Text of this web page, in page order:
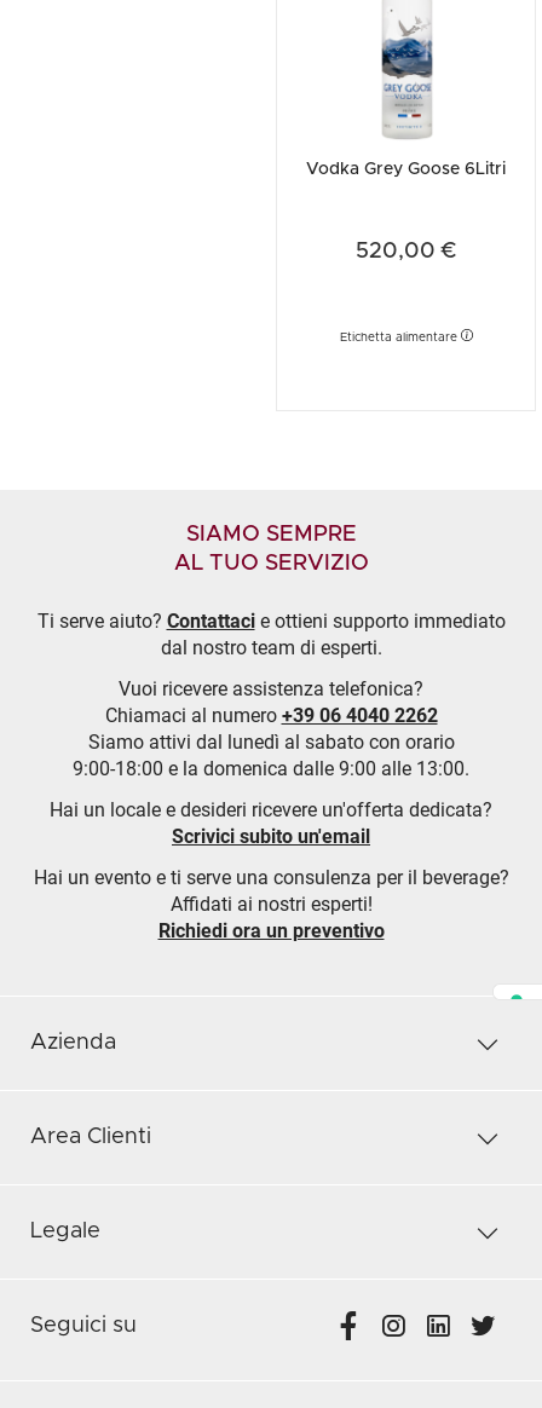
Vodka Grey Goose 6Litri
520,00 €
Etichetta alimentare
SIAMO SEMPRE
AL TUO SERVIZIO
Ti serve aiuto? Contattacie ottieni supporto immediato
dal nostro team di esperti.
Vuoi ricevere assistenza telefonica?
Chiamaci al numero +39 06 4040 2262
Siamo attivi dal lunedì al sabato con orario
9:00-18:00 e la domenica dalle 9:00 alle 13:00.
Hai un locale e desideri ricevere un'offerta dedicata?
Scrivici subito un'email
Hai un evento e ti serve una consulenza per il beverage?
Affidati ai nostri esperti!
Richiedi ora un preventivo
Azienda
Area Clienti
Legale
Seguici su